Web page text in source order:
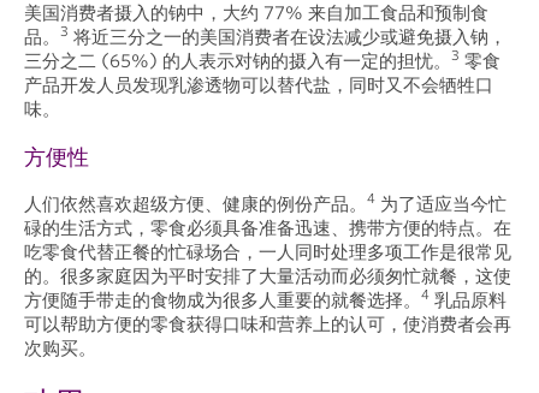
美国消费者摄入的钠中，大约 77% 来自加工食品和预制食
品。
3 将近三分之一的美国消费者在设法减少或避免摄入钠，
三分之二 (65%) 的人表示对钠的摄入有一定的担忧。
3 零食
产品开发人员发现乳渗透物可以替代盐，同时又不会牺牲口
味。
方便性
人们依然喜欢超级方便、健康的例份产品。 4 为了适应当今忙
碌的生活方式，零食必须具备准备迅速、携带方便的特点。在
吃零食代替正餐的忙碌场合，一人同时处理多项工作是很常见
的。很多家庭因为平时安排了大量活动而必须匆忙就餐，这使
方便随手带走的食物成为很多人重要的就餐选择。
4 乳品原料
可以帮助方便的零食获得口味和营养上的认可，使消费者会再
次购买。